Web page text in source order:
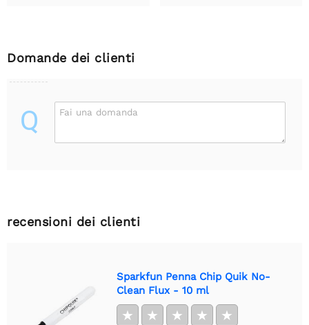
Domande dei clienti
Q Fai una domanda
recensioni dei clienti
Sparkfun Penna Chip Quik No-
Clean Flux - 10 ml
★ ★ ★ ★ ★